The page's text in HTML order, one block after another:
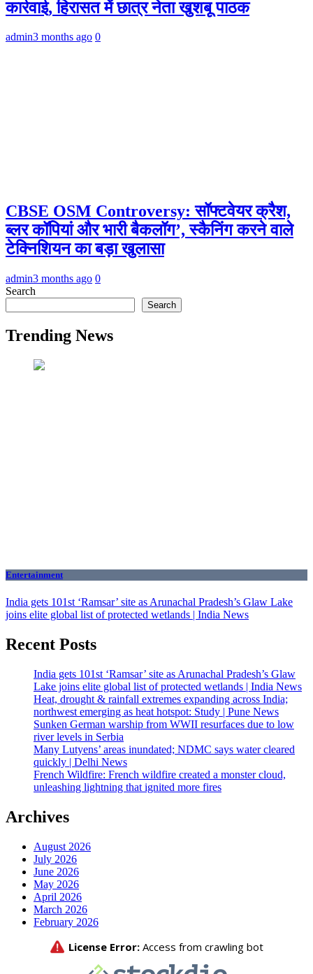
कार्रवाई, हिरासत में छात्र नेता खुशबू पाठक
admin3 months ago 0
CBSE OSM Controversy: सॉफ्टवेयर क्रैश,
ब्लर कॉपियां और भारी बैकलॉग’, स्कैनिंग करने वाले
टेक्निशियन का बड़ा खुलासा
admin3 months ago 0
Search
Search
Trending News
Entertainment
India gets 101st ‘Ramsar’ site as Arunachal Pradesh’s Glaw Lake
joins elite global list of protected wetlands | India News
Recent Posts
India gets 101st ‘Ramsar’ site as Arunachal Pradesh’s Glaw
Lake joins elite global list of protected wetlands | India News
Heat, drought & rainfall extremes expanding across India;
northwest emerging as heat hotspot: Study | Pune News
Sunken German warship from WWII resurfaces due to low
river levels in Serbia
Many Lutyens’ areas inundated; NDMC says water cleared
quickly | Delhi News
French Wildfire: French wildfire created a monster cloud,
unleashing lightning that ignited more fires
Archives
August 2026
July 2026
June 2026
May 2026
April 2026
March 2026
February 2026